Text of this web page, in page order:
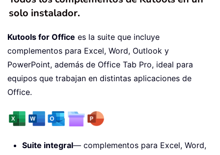
solo instalador.
Kutools for Office es la suite que incluye
complementos para Excel, Word, Outlook y
PowerPoint, además de Office Tab Pro, ideal para
equipos que trabajan en distintas aplicaciones de
Office.
Suite integral— complementos para Excel, Word,